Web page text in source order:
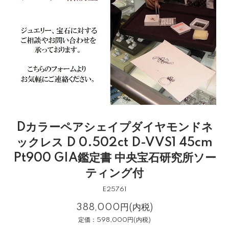
Dカラーペアシェイプダイヤモンドネ
ックレス D 0.502ct D-VVS1 45cm
Pt900 GIA鑑定書 中央宝石研究所ソー
ティング付
E25761
388,000円(内税)
定価：598,000円(内税)